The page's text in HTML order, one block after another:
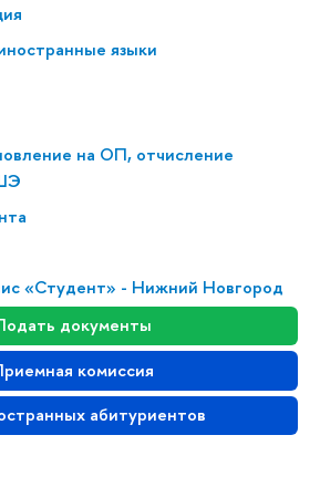
языки
на ОП, отчисление
«Студент» - Нижний Новгород
документы
комиссия
абитуриентов